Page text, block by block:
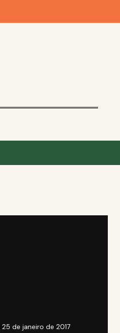
25 de janeiro de 2017